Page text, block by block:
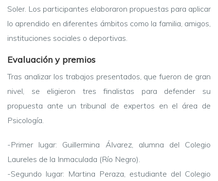
Soler. Los participantes elaboraron propuestas para aplicar
lo aprendido en diferentes ámbitos como la familia, amigos,
instituciones sociales o deportivas.
Evaluación y premios
Tras analizar los trabajos presentados, que fueron de gran
nivel, se eligieron tres finalistas para defender su
propuesta ante un tribunal de expertos en el área de
Psicología.
-Primer lugar: Guillermina Álvarez, alumna del Colegio
Laureles de la Inmaculada (Río Negro).
-Segundo lugar: Martina Peraza, estudiante del Colegio